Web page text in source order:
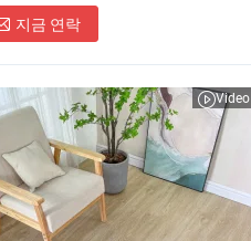
지금 연락
Video